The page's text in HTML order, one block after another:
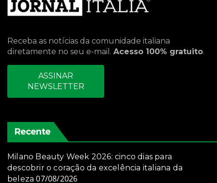
Receba as notícias da comunidade italiana
diretamente no seu e-mail. Acesso 100% gratuito.
ASSINAR
NEWSLETTER
Recente
Milano Beauty Week 2026: cinco dias para
descobrir o coração da excelência italiana da
beleza 07/08/2026